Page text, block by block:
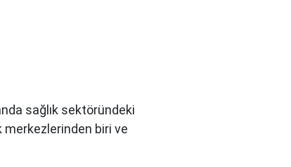
sağlık sektöründeki
merkezlerinden biri ve